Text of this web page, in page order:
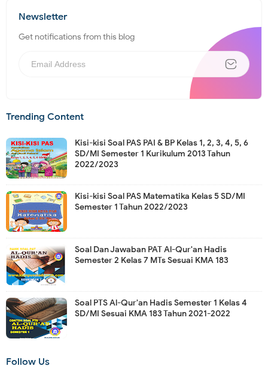
Newsletter
Get notifications from this blog
Trending Content
Kisi-kisi Soal PAS PAI & BP Kelas 1, 2, 3, 4, 5, 6
SD/MI Semester 1 Kurikulum 2013 Tahun
2022/2023
Kisi-kisi Soal PAS Matematika Kelas 5 SD/MI
Semester 1 Tahun 2022/2023
Soal Dan Jawaban PAT Al-Qur'an Hadis
Semester 2 Kelas 7 MTs Sesuai KMA 183
Soal PTS Al-Qur'an Hadis Semester 1 Kelas 4
SD/MI Sesuai KMA 183 Tahun 2021-2022
Follow Us